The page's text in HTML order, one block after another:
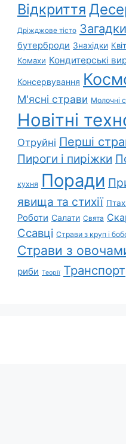
Відкриття
Дріжджове тісто Загадки
бутерброди Знахідки
Комахи Кондитерські
Консервування
М'ясні страви Молочні
Новітні
Отруйні Перші
Пироги і пиріжки
кухня Поради
явища та стихії
Роботи Салати Свята
Ссавці Страви з круп і
Страви з
риби Теорії Транспорт